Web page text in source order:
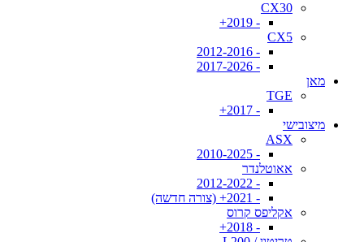
CX30
- 2019+
CX5
- 2012-2016
- 2017-2026
מאן
TGE
- 2017+
מיצובישי
ASX
- 2010-2025
אאוטלנדר
- 2012-2022
- 2021+ (צורה חדשה)
אקליפס קרוס
- 2018+